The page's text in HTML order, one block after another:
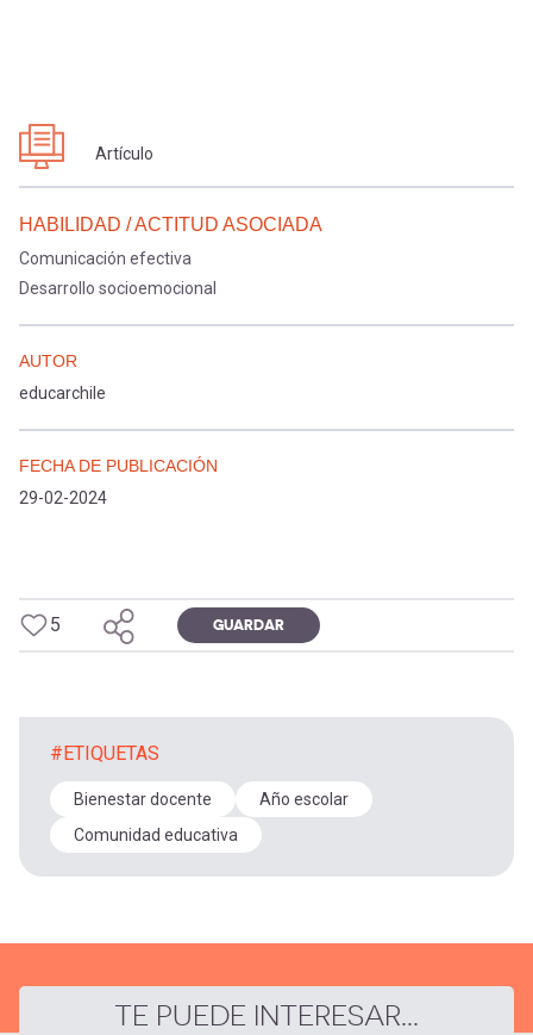
Artículo
HABILIDAD / ACTITUD ASOCIADA
Comunicación efectiva
Desarrollo socioemocional
AUTOR
educarchile
FECHA DE PUBLICACIÓN
29-02-2024
5 GUARDAR
#ETIQUETAS
Bienestar docente
Año escolar
Comunidad educativa
TE PUEDE INTERESAR...